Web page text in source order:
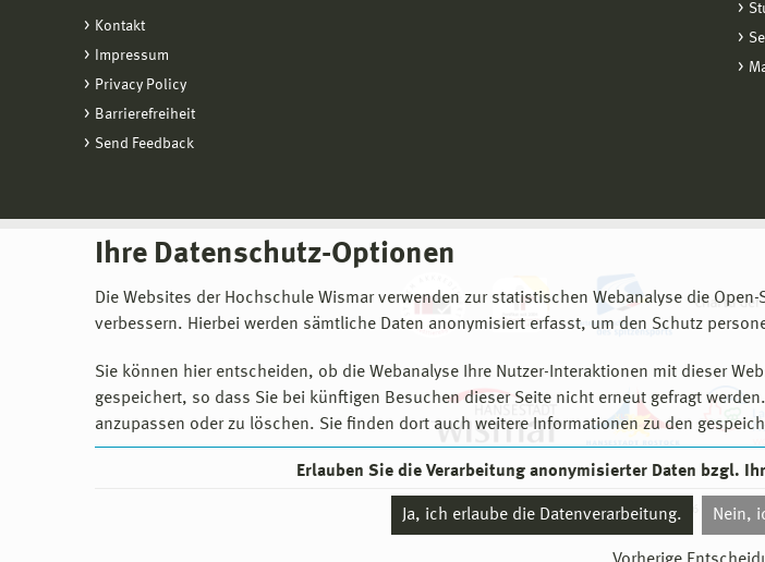
Ihre Datenschutz-Optionen
Die Websites der Hochschule Wismar verwenden zur statistischen Webanalyse die Open-
verbessern. Hierbei werden sämtliche Daten anonymisiert erfasst, um den Schutz
Sie können hier entscheiden, ob die Webanalyse Ihre Nutzer-Interaktionen mit dieser
gespeichert, so dass Sie bei künftigen Besuchen dieser Seite nicht erneut gefragt
anzupassen oder zu löschen. Sie finden dort auch weitere Informationen zu den
Erlauben Sie die Verarbeitung anonymisierter Daten bzgl.
Ja, ich erlaube die Datenverarbeitung. Nein,
Kontakt
Impressum
Privacy Policy
Barrierefreiheit
Send Feedback
© 2026